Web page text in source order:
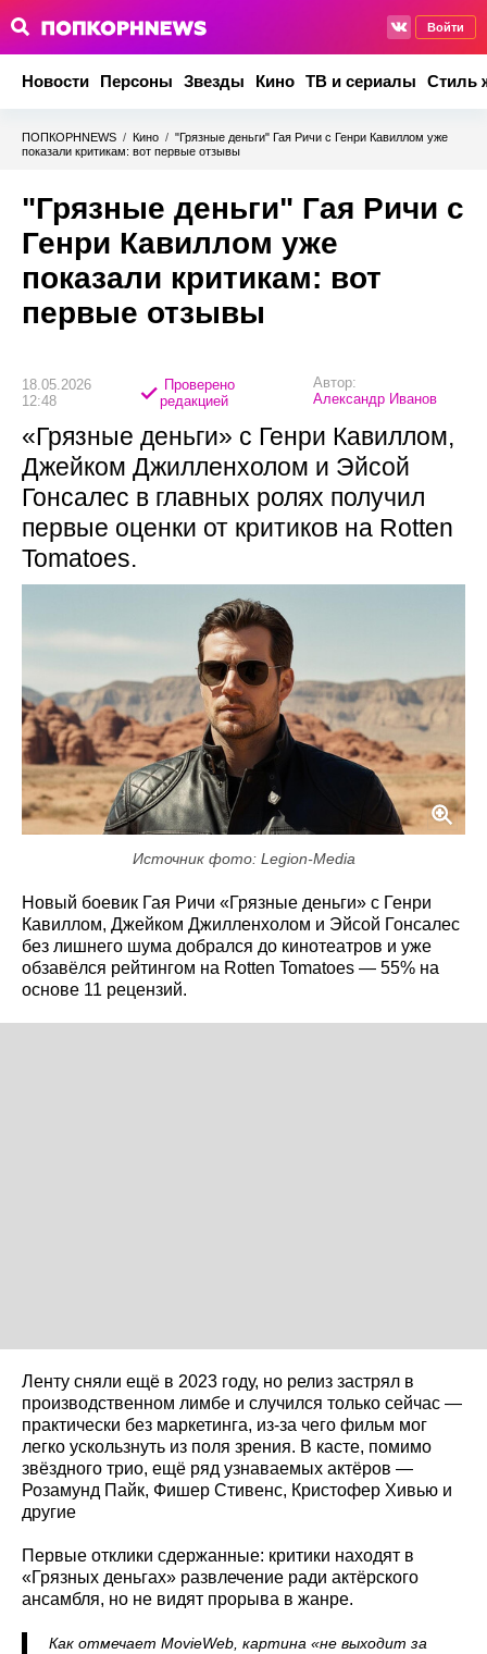
Войти
Новости Персоны Звезды Кино ТВ и сериалы Стиль
ПОПКОРНNEWS / Кино / "Грязные деньги" Гая Ричи с Генри Кавиллом уже
показали критикам: вот первые отзывы
"Грязные деньги" Гая Ричи с
Генри Кавиллом уже
показали критикам: вот
первые отзывы
18.05.2026
12:48
Проверено
редакцией
Автор:
Александр Иванов
«Грязные деньги» с Генри Кавиллом,
Джейком Джилленхолом и Эйсой
Гонсалес в главных ролях получил
первые оценки от критиков на Rotten
Tomatoes.
Источник фото: Legion-Media
Новый боевик Гая Ричи «Грязные деньги» с Генри
Кавиллом, Джейком Джилленхолом и Эйсой Гонсалес
без лишнего шума добрался до кинотеатров и уже
обзавёлся рейтингом на Rotten Tomatoes — 55% на
основе 11 рецензий.
Ленту сняли ещё в 2023 году, но релиз застрял в
производственном лимбе и случился только сейчас —
практически без маркетинга, из‑за чего фильм мог
легко ускользнуть из поля зрения. В касте, помимо
звёздного трио, ещё ряд узнаваемых актёров —
Розамунд Пайк, Фишер Стивенс, Кристофер Хивью и
другие
Первые отклики сдержанные: критики находят в
«Грязных деньгах» развлечение ради актёрского
ансамбля, но не видят прорыва в жанре.
Как отмечает MovieWeb, картина «не выходит за